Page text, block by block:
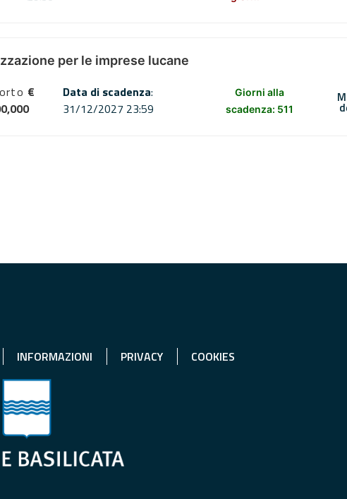
per le imprese lucane
€
Data di scadenza:
31/12/2027 23:59
Giorni alla
scadenza: 511
INFORMAZIONI PRIVACY COOKIES